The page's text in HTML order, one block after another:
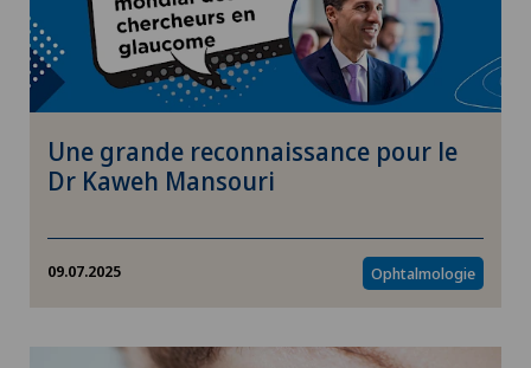
Une grande reconnaissance pour le
Dr Kaweh Mansouri
09.07.2025 Ophtalmologie